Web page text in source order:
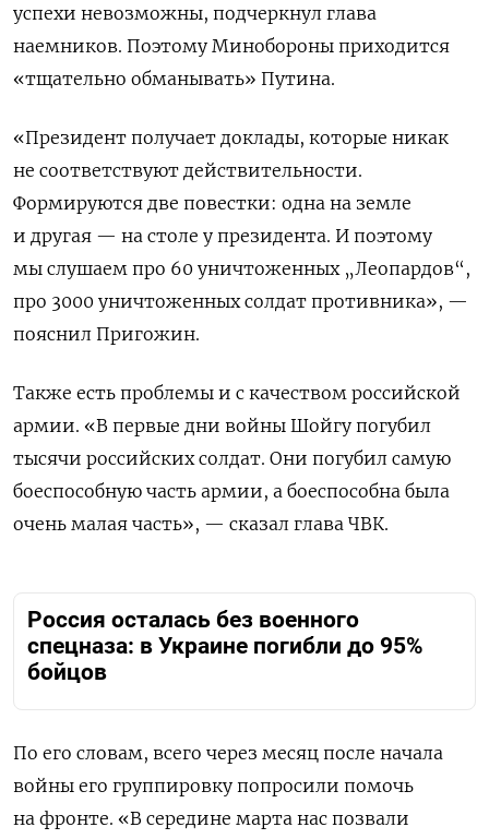
успехи невозможны, подчеркнул глава
наемников. Поэтому Минобороны приходится
«тщательно обманывать» Путина.
«Президент получает доклады, которые никак
не соответствуют действительности.
Формируются две повестки: одна на земле
и другая — на столе у президента. И поэтому
мы слушаем про 60 уничтоженных „Леопардов“,
про 3000 уничтоженных солдат противника», —
пояснил Пригожин.
Также есть проблемы и с качеством российской
армии. «В первые дни войны Шойгу погубил
тысячи российских солдат. Они погубил самую
боеспособную часть армии, а боеспособна была
очень малая часть», — сказал глава ЧВК.
Россия осталась без военного
спецназа: в Украине погибли до 95%
бойцов
По его словам, всего через месяц после начала
войны его группировку попросили помочь
на фронте. «В середине марта нас позвали